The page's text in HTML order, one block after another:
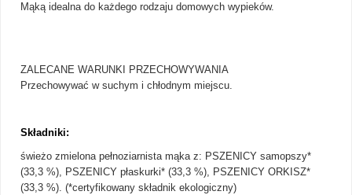
Mąką idealna do każdego rodzaju domowych wypieków.
ZALECANE WARUNKI PRZECHOWYWANIA
Przechowywać w suchym i chłodnym miejscu.
Składniki:
świeżo zmielona pełnoziarnista mąka z: PSZENICY samopszy*
(33,3 %), PSZENICY płaskurki* (33,3 %), PSZENICY ORKISZ*
(33,3 %). (*certyfikowany składnik ekologiczny)